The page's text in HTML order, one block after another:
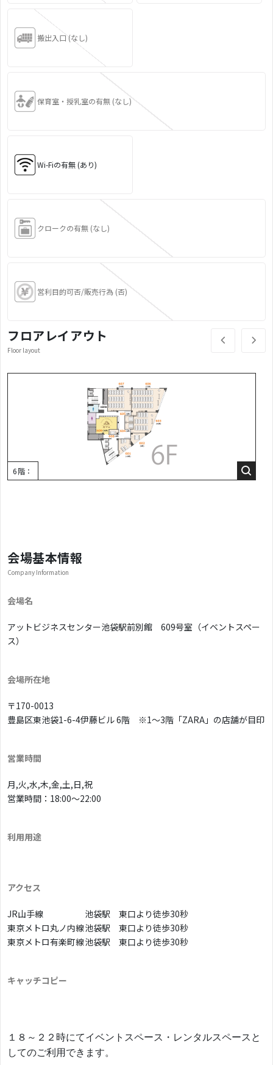
搬出入口 (なし)
保育室・授乳室の有無 (なし)
Wi-Fiの有無 (あり)
クロークの有無 (なし)
営利目的可否/販売行為 (否)
フロアレイアウト
Floor layout
6階：
会場基本情報
Company Information
会場名
アットビジネスセンター池袋駅前別館 609号室（イベントスペー
ス）
会場所在地
〒170-0013
豊島区東池袋1-6-4伊藤ビル 6階 ※1〜3階「ZARA」の店舗が目印
営業時間
月,火,水,木,金,土,日,祝
営業時間：18:00〜22:00
利用用途
アクセス
JR山手線
池袋駅 東口より徒歩30秒
東京メトロ丸ノ内線池袋駅 東口より徒歩30秒
東京メトロ有楽町線池袋駅 東口より徒歩30秒
キャッチコピー
​１８～２２時にてイベントスペース・レンタルスペースと
してのご利用できます。